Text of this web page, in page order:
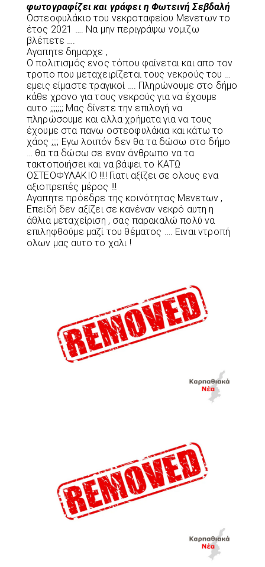
φωτογραφίζει και γράφει η Φωτεινή Σεβδαλή
Οστεοφυλάκιο του νεκροταφείου Μενετων το
έτος 2021 …. Να μην περιγράψω νομιζω
βλέπετε ….
Αγαπητε δημαρχε ,
Ο πολιτισμός ενος τόπου φαίνεται και απο τον
τροπο που μεταχειρίζεται τους νεκρούς του …
εμεις είμαστε τραγικοί …. Πληρώνουμε στο δήμο
κάθε χρονο για τους νεκρούς για να έχουμε
αυτο ;;;;;;; Μας δίνετε την επιλογή να
πληρώσουμε και αλλα χρήματα για να τους
έχουμε στα πανω οστεοφυλάκια και κάτω το
χάος ;;;; Εγω λοιπόν δεν θα τα δώσω στο δήμο
… θα τα δώσω σε εναν άνθρωπο να τα
τακτοποιήσει και να βάψει το ΚΑΤΩ
ΟΣΤΕΟΦΥΛΑΚΙΟ !!!! Γιατι αξίζει σε ολους ενα
αξιοπρεπές μέρος !!!
Αγαπητε πρόεδρε της κοινότητας Μενετων ,
Επειδή δεν αξίζει σε κανέναν νεκρό αυτη η
άθλια μεταχείριση , σας παρακαλώ πολύ να
επιληφθούμε μαζί του θέματος …. Ειναι ντροπή
ολων μας αυτο το χαλι !